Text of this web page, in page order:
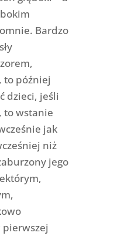
Bardzo
to później
dzieci, jeśli
to wstanie
jak
niż
jego
pierwszej